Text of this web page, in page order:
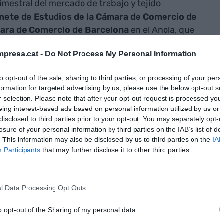
- Do Not Process My Personal Information
opt-out of the sale, sharing to third parties, or processing of your
for targeted advertising by us, please use the below opt-out
selection. Please note that after your opt-out request is processed
interest-based ads based on personal information utilized by us
to third parties prior to your opt-out. You may separately
of your personal information by third parties on the IAB’s list of
This information may also be disclosed by us to third parties on the
Participants that may further disclose it to other third parties.
Data Processing Opt Outs
opt-out of the Sharing of my personal data.
del mercado de trabajo y tejido
de Estudios de la Cámara de Comercio de
de Comercio de Barcelona en el Anoia, que
as, los datos y el paro mensual.
a la construcción y a
aumentado respecto al año anterior un 2,8%
servicios; y ha disminuido un 5,5% en la
2,3% en la industria (12 empresas menos).
ha disminuido en 7 empresas entre las
as), ha aumentado un 0,6% entre las
as), que representan el 81,0% del total, y un
50 a 249 trabajadores/as), y se ha mantenido
o más trabajadores/as).